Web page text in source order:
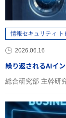
情報セキュリティ ト
2026.06.16
繰り返されるAIイ
総合研究部 主幹研